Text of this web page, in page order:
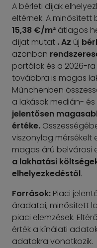
A bérleti díjak
eltérnek. A minősített
15,38 €/m² átlagos
díjat mutat .Az új
azonban
portálok és a 2026-
továbbra is magas
Münchenben
a lakások medián-
jelentősen
értéke.
viszonylag mérsékelt
magas árú belvárosi
a lakhatási
elhelyezkedéstől.
Források: Piaci
áradatai, minősített
piaci elemzések.
érték a kínálati
adatokra vonatkozik.